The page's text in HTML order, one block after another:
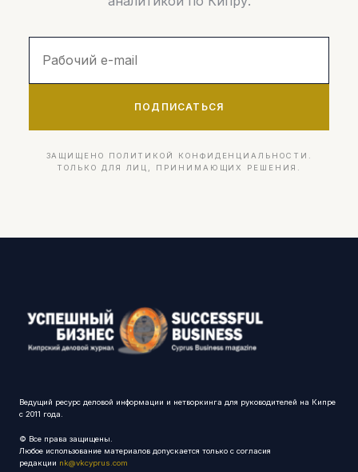
ПОДПИСАТЬСЯ
ЗАЩИЩЕНО ПОЛИТИКОЙ КОНФИДЕНЦИАЛЬНОСТИ.
ТОЛЬКО ДЛЯ ЛИЦ, ПРИНИМАЮЩИХ РЕШЕНИЯ.
Ведущий ресурс деловой информации и нетворкинга для руководителей на Кипре
с 2011 года.
© Все права защищены.
Любое использование материалов допускается только с согласия
редакции nk@vkcyprus.com